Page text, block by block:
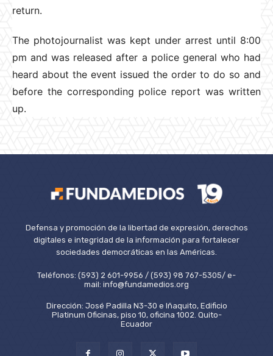
return.
The photojournalist was kept under arrest until 8:00
pm and was released after a police general who had
heard about the event issued the order to do so and
before the corresponding police report was written
up.
Defensa y promoción de la libertad de expresión, derechos
digitales e integridad de la información para fortalecer
sociedades democráticas en las Américas.
Teléfonos: (593) 2 601-9956 / (593) 98 767-5305/ e-
mail: info@fundamedios.org
Dirección: José Padilla N3-30 e Iñaquito, Edificio
Platinum Oficinas, piso 10, oficina 1002. Quito-
Ecuador